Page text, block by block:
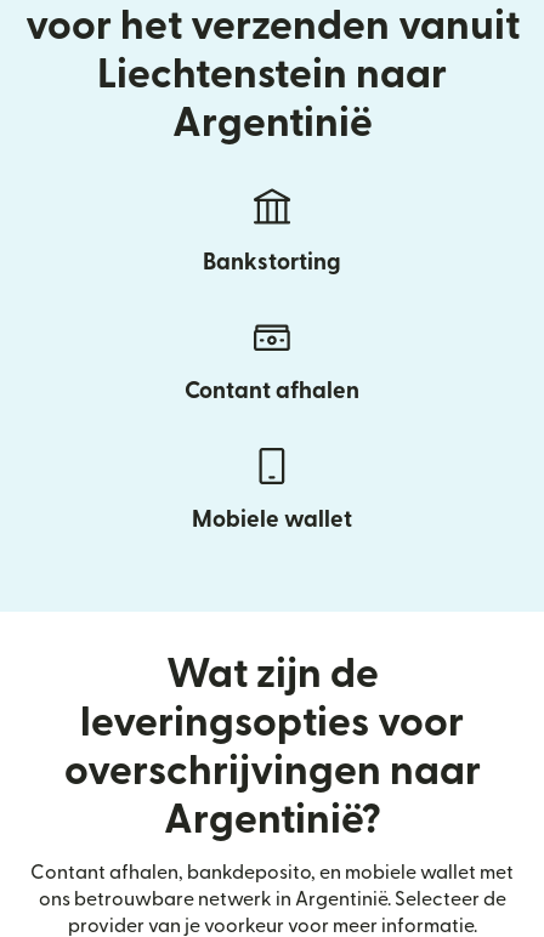
voor het verzenden vanuit
Liechtenstein naar
Argentinië
Bankstorting
Contant afhalen
Mobiele wallet
Wat zijn de
leveringsopties voor
overschrijvingen naar
Argentinië?
Contant afhalen, bankdeposito, en mobiele wallet met
ons betrouwbare netwerk in Argentinië. Selecteer de
provider van je voorkeur voor meer informatie.